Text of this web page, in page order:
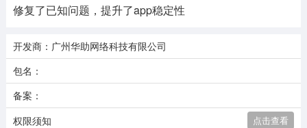
修复了已知问题，提升了app稳定性
开发商：广州华助网络科技有限公司
包名：
备案：
权限须知
点击查看